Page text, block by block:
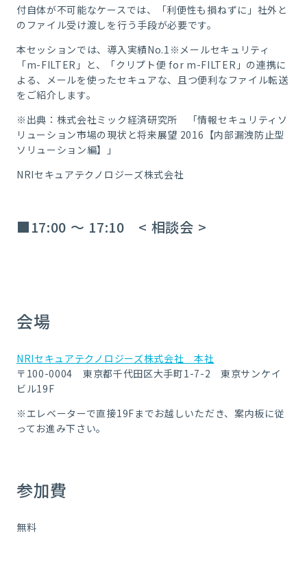
付自体が不可能なケースでは、「利便性も損ねずに」社外と
のファイル受け渡しを行う手段が必要です。
本セッションでは、導入実績No.1 ※ メールセキュリティ
「m-FILTER」と、「クリプト便 for m-FILTER」の連携に
よる、メールを使ったセキュアな、且つ便利なファイル転送
をご紹介します。
※出典：株式会社ミック経済研究所 「情報セキュリティソ
リューション市場の現状と将来展望 2016【内部漏洩防止型
ソリューション編】」
NRIセキュアテクノロジーズ株式会社
■17:00 ～ 17:10 < 相談会 >
会場
NRIセキュアテクノロジーズ株式会社 本社
〒100-0004 東京都千代田区大手町1-7-2 東京サンケイ
ビル19F
※エレベーターで直接19Fまでお越しいただき、案内板に従
ってお進み下さい。
参加費
無料